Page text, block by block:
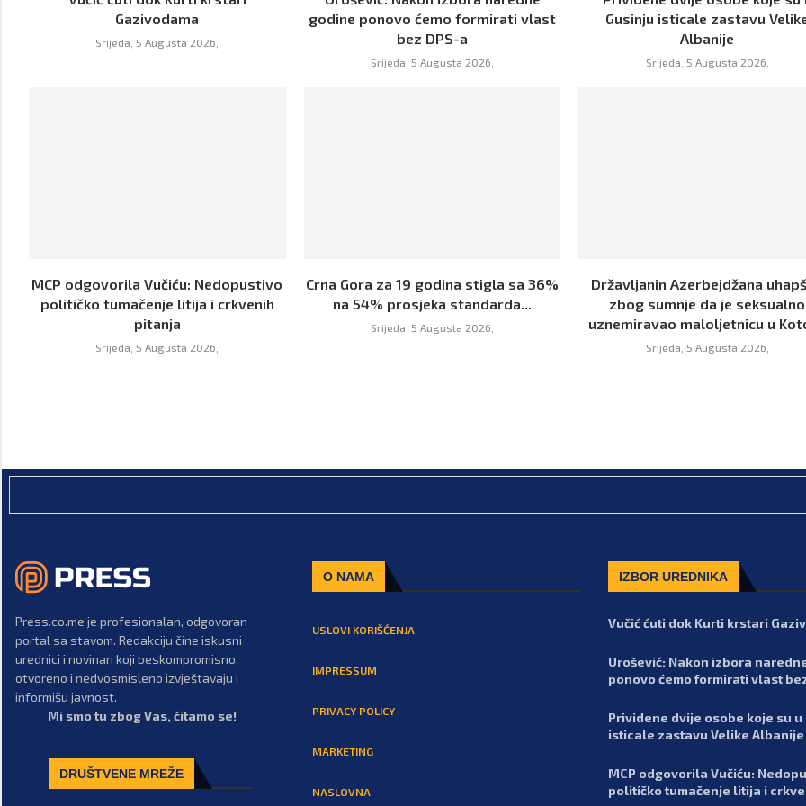
Gazivodama
Srijeda, 5 Augusta 2026,
godine ponovo ćemo formirati vlast
bez DPS-a
Srijeda, 5 Augusta 2026,
Gusinju isticale zastavu
Albanije
Srijeda, 5 Augusta 2026,
MCP odgovorila Vučiću: Nedopustivo
političko tumačenje litija i crkvenih
pitanja
Srijeda, 5 Augusta 2026,
Crna Gora za 19 godina stigla sa 36%
na 54% prosjeka standarda...
Srijeda, 5 Augusta 2026,
Državljanin Azerbejdžana
zbog sumnje da je seksualno
uznemiravao maloljetnicu u
Srijeda, 5 Augusta 2026,
Press.co.me je profesionalan, odgovoran
portal sa stavom. Redakciju čine iskusni
urednici i novinari koji beskompromisno,
otvoreno i nedvosmisleno izvještavaju i
informišu javnost.
Mi smo tu zbog Vas, čitamo se!
DRUŠTVENE MREŽE
O NAMA
USLOVI KORIŠĆENJA
IMPRESSUM
PRIVACY POLICY
MARKETING
NASLOVNA
IZBOR UREDNIKA
Vučić ćuti dok Kurti krstari
Urošević: Nakon izbora
ponovo ćemo formirati vlast
Prividene dvije osobe koje su u
isticale zastavu Velike Albanije
MCP odgovorila Vučiću:
političko tumačenje litija i